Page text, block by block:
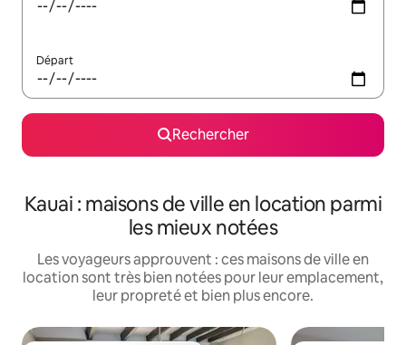
Départ
Rechercher
Kauai : maisons de ville en location parmi
les mieux notées
Les voyageurs approuvent : ces maisons de ville en
location sont très bien notées pour leur emplacement,
leur propreté et bien plus encore.